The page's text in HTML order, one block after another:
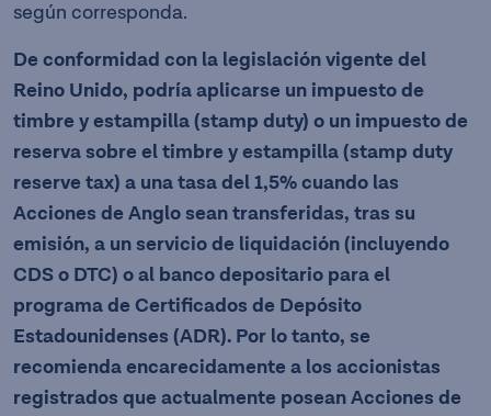
según corresponda.
De conformidad con la legislación vigente del
Reino Unido, podría aplicarse un impuesto de
timbre y estampilla (stamp duty) o un impuesto de
reserva sobre el timbre y estampilla (stamp duty
reserve tax) a una tasa del 1,5% cuando las
Acciones de Anglo sean transferidas, tras su
emisión, a un servicio de liquidación (incluyendo
CDS o DTC) o al banco depositario para el
programa de Certificados de Depósito
Estadounidenses (ADR). Por lo tanto, se
recomienda encarecidamente a los accionistas
registrados que actualmente posean Acciones de